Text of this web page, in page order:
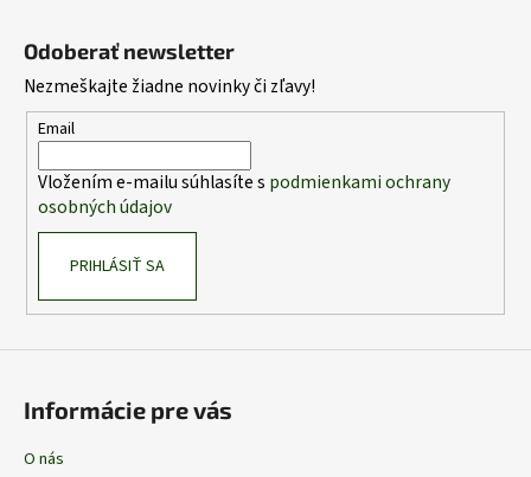
Odoberať newsletter
Nezmeškajte žiadne novinky či zľavy!
Email
Vložením e-mailu súhlasíte s podmienkami ochrany
osobných údajov
PRIHLÁSIŤ SA
Informácie pre vás
O nás